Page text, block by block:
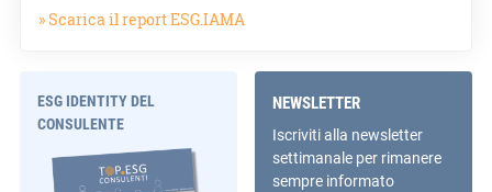
» Scarica il report ESG.IAMA
ESG IDENTITY DEL
CONSULENTE
NEWSLETTER
Iscriviti alla newsletter
settimanale per rimanere
sempre informato